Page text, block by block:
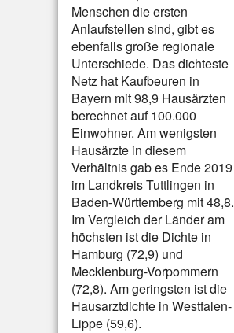
Menschen die ersten
Anlaufstellen sind, gibt es
ebenfalls große regionale
Unterschiede. Das dichteste
Netz hat Kaufbeuren in
Bayern mit 98,9 Hausärzten
berechnet auf 100.000
Einwohner. Am wenigsten
Hausärzte in diesem
Verhältnis gab es Ende 2019
im Landkreis Tuttlingen in
Baden-Württemberg mit 48,8.
Im Vergleich der Länder am
höchsten ist die Dichte in
Hamburg (72,9) und
Mecklenburg-Vorpommern
(72,8). Am geringsten ist die
Hausarztdichte in Westfalen-
Lippe (59,6).